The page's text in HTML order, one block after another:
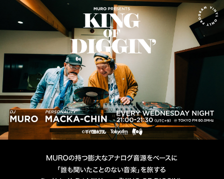
TOKYO FM
MURO presents KING OF
DJ MURO PERSONALITY MACKA-CHIN